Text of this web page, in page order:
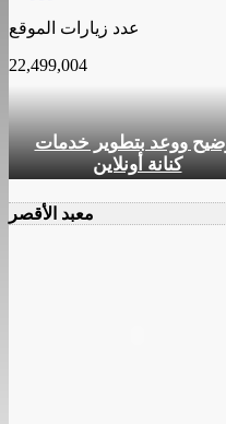
عدد زيارات الموقع
22,499,004
ووعد بتطوير خدمات
كنانة أونلاين
معبد الأقصر